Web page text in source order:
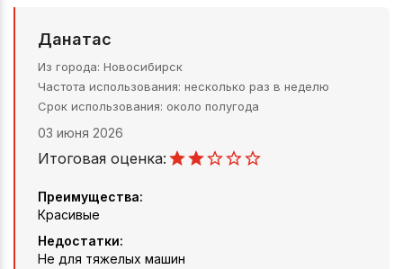
Данатас
Из города Новосибирск
Частота использования несколько раз в неделю
Срок использования около полугода
03 июня 2026
Итоговая оценка:
Преимущества:
Красивые
Недостатки:
Не для тяжелых машин